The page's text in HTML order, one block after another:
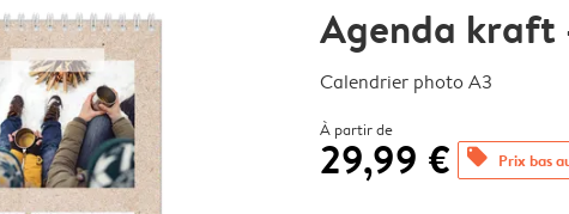
Agenda kraft
Calendrier photo A3
À partir de
29,99 € offers Prix bas